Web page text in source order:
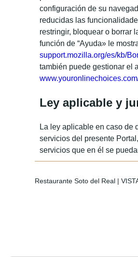
configuración de su
reducidas las
restringir, bloquear o borrar
función de “Ayuda» le
support.mozilla.org/es/kb/
también puede gestionar el
Ley aplicable y
La ley aplicable en caso de
servicios del presente
servicios que en él se
Restaurante Soto del Real |